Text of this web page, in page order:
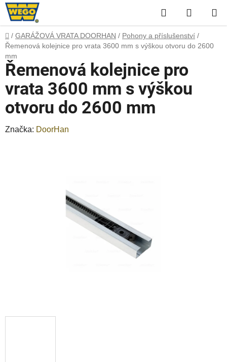
Přejít
na
obsah
Hledat
KOŠÍK
Domů
/ GARÁŽOVÁ VRATA DOORHAN / Pohony a příslušenství /
Řemenová kolejnice pro vrata 3600 mm s výškou otvoru do 2600
mm
Řemenová kolejnice pro
vrata 3600 mm s výškou
otvoru do 2600 mm
Značka: DoorHan